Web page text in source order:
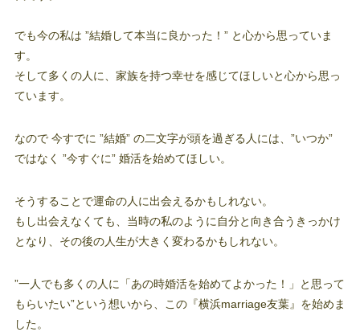
でも今の私は ”結婚して本当に良かった！” と心から思っていま
す。
そして多くの人に、家族を持つ幸せを感じてほしいと心から思っ
ています。
なので 今すでに ”結婚” の二文字が頭を過ぎる人には、”いつか”
ではなく ”今すぐに” 婚活を始めてほしい。
そうすることで運命の人に出会えるかもしれない。
もし出会えなくても、当時の私のように自分と向き合うきっかけ
となり、その後の人生が大きく変わるかもしれない。
”一人でも多くの人に「あの時婚活を始めてよかった！」と思って
もらいたい”という想いから、この『横浜marriage友葉』を始めま
した。